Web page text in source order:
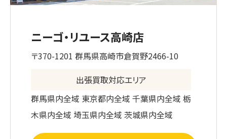
ニーゴ・リユース高崎店
〒370-1201 群馬県高崎市倉賀野2466-10
出張買取対応エリア
群馬県内全域 東京都内全域 千葉県内全域 栃
木県内全域 埼玉県内全域 茨城県内全域